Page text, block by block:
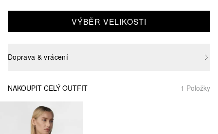
VÝBĚR VELIKOSTI
Doprava & vrácení
NAKOUPIT CELÝ OUTFIT 1 Položky